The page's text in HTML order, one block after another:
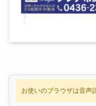
お使いのブラウザは音声